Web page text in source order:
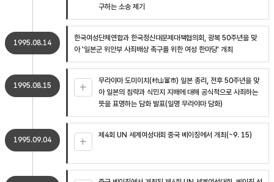
구하는 소송 제기
1995.08.14
한국여성단체연합과 한국정신대문제대책협의회, 광복 50주년을 맞
아 '일본군 위안부 사죄배상 촉구를 위한 여성 한마당' 개최
1995.08.15
무라야마 도미이치(村山富市) 일본 총리, 전후 50주년을 맞
아 일본의 침략과 식민지 지배에 대해 공식적으로 사죄하는
뜻을 표명하는 담화 발표(일명 무라야마 담화)
1995.09.04
제4회 UN 세계여성대회 중국 베이징에서 개최(~9. 15)